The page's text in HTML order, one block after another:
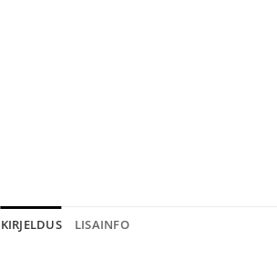
KIRJELDUS LISAINFO